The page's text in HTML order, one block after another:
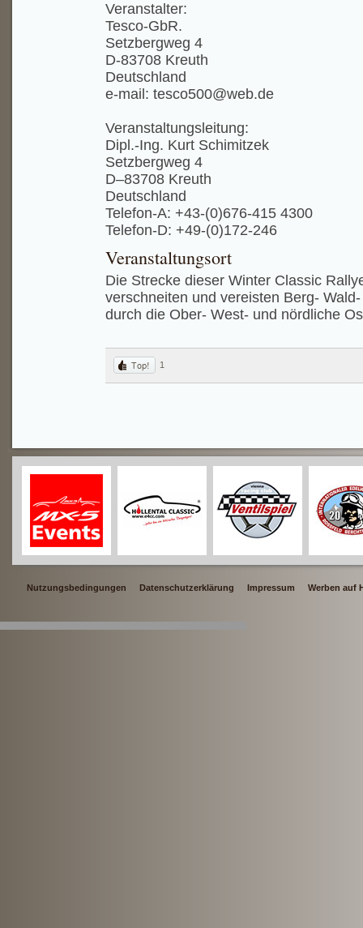
Veranstalter:
Tesco-GbR.
Setzbergweg 4
D-83708 Kreuth
Deutschland
e-mail: tesco500@web.de
Veranstaltungsleitung:
Dipl.-Ing. Kurt Schimitzek
Setzbergweg 4
D–83708 Kreuth
Deutschland
Telefon-A: +43-(0)676-415 4300
Telefon-D: +49-(0)172-246
Veranstaltungsort
Die Strecke dieser Winter Classic
verschneiten und vereisten Berg-
durch die Ober- West- und nördliche
1
Nutzungsbedingungen Datenschutzerklärung Impressum Werben auf